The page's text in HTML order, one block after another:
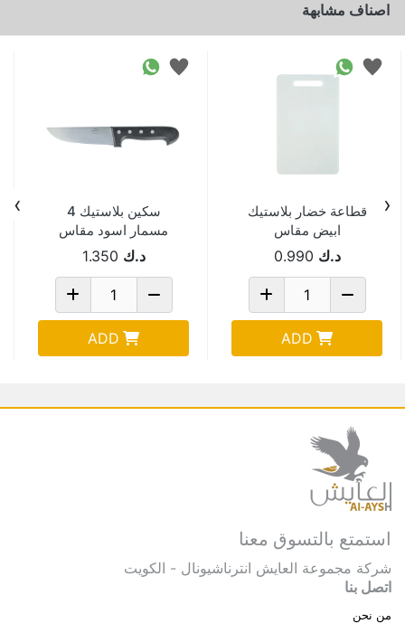
اصناف مشابهة
قطاعة خضار بلاستيك
ابيض مقاس
د.ك 0.990
ADD
سكين بلاستيك 4
مسمار اسود مقاس
د.ك 1.350
ADD
‹
›
استمتع بالتسوق معنا
شركة مجموعة العايش انترناشيونال - الكويت
اتصل بنا
من نحن